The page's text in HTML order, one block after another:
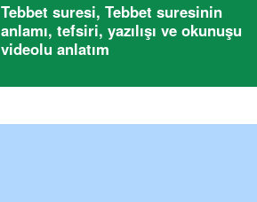
Tebbet suresi, Tebbet suresinin
anlamı, tefsiri, yazılışı ve okunuşu
videolu anlatım